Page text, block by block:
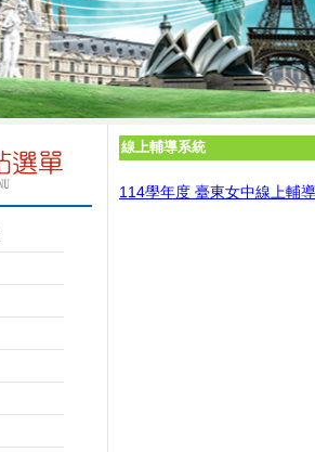
線上輔導系統
114學年度 臺東女中線上輔